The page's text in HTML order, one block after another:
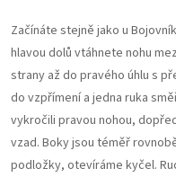
Začínáte stejně jako u
hlavou dolů vtáhnete nohu
strany až do pravého úhlu s
do vzpřímení a jedna ruka
vykročili pravou nohou,
vzad. Boky jsou téměř
podložky, otevíráme kyčel.